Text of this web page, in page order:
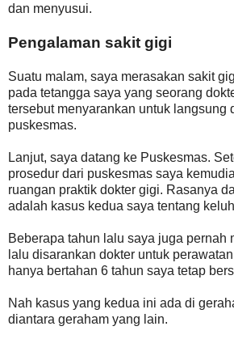
dan menyusui.
Pengalaman sakit gigi
Suatu malam, saya merasakan sakit
pada tetangga saya yang seorang
tersebut menyarankan untuk langsung
puskesmas.
Lanjut, saya datang ke Puskesmas.
prosedur dari puskesmas saya
ruangan praktik dokter gigi. Rasanya
adalah kasus kedua saya tentang
Beberapa tahun lalu saya juga pernah
lalu disarankan dokter untuk
hanya bertahan 6 tahun saya tetap
Nah kasus yang kedua ini ada di
diantara geraham yang lain.